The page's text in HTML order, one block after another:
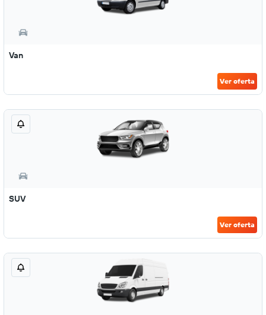
Van
Ver oferta
SUV
Ver oferta